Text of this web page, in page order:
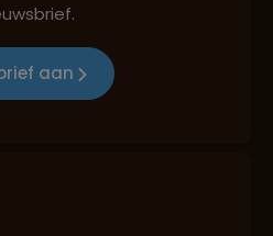
indivuele vrijheid
aan